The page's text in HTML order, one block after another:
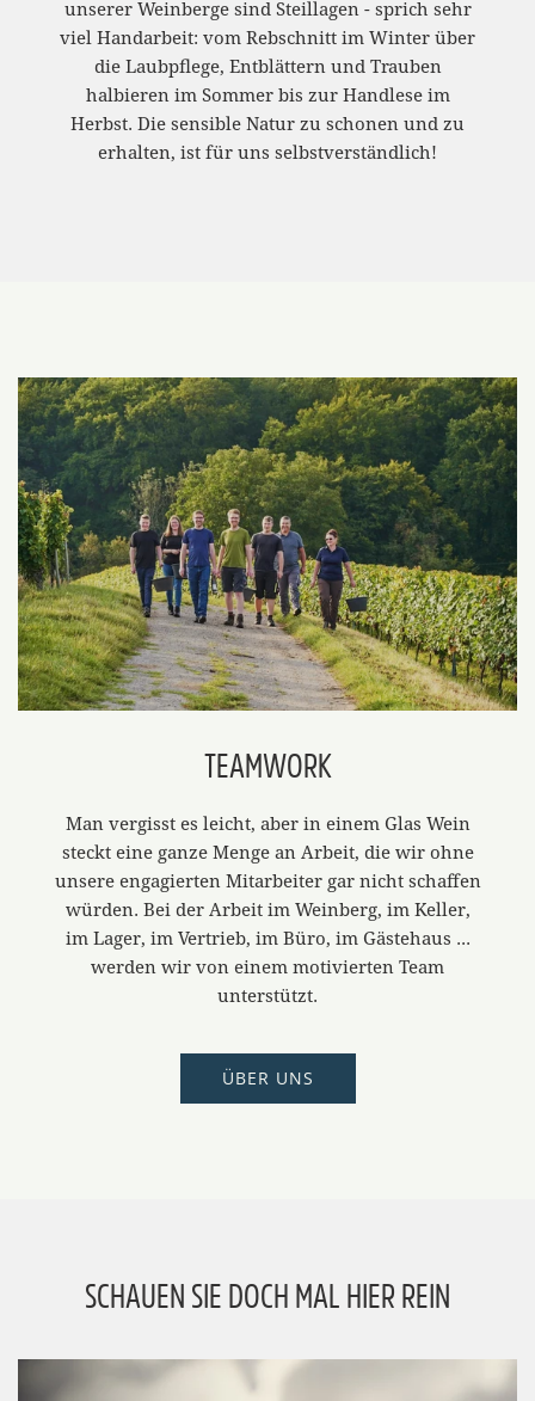
unserer Weinberge sind Steillagen - sprich sehr
viel Handarbeit: vom Rebschnitt im Winter über
die Laubpflege, Entblättern und Trauben
halbieren im Sommer bis zur Handlese im
Herbst. Die sensible Natur zu schonen und zu
erhalten, ist für uns selbstverständlich!
TEAMWORK
Man vergisst es leicht, aber in einem Glas Wein
steckt eine ganze Menge an Arbeit, die wir ohne
unsere engagierten Mitarbeiter gar nicht schaffen
würden. Bei der Arbeit im Weinberg, im Keller,
im Lager, im Vertrieb, im Büro, im Gästehaus ...
werden wir von einem motivierten Team
unterstützt.
ÜBER UNS
SCHAUEN SIE DOCH MAL HIER REIN